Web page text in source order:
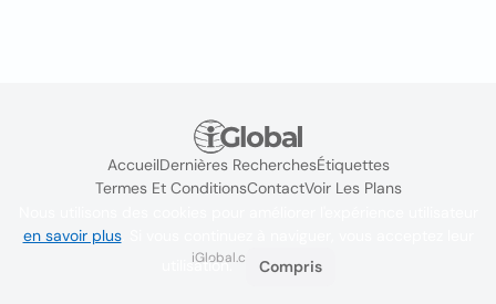
AccueilDernières RecherchesÉtiquettes
Termes Et ConditionsContactVoir Les Plans
iGlobal.co @ 2024
en savoir plus. Si vous continuez à naviguer, vous acceptez leur
utilisation.
Compris